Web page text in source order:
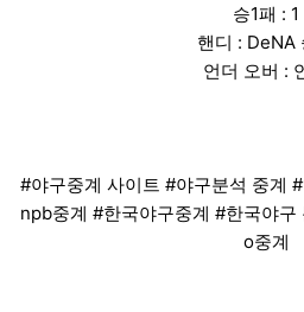
승1패 : 1
핸디 : DeNA
언더 오버 :
#야구중계 사이트 #야구분석 중계
npb중계 #한국야구중계 #한국야
o중계